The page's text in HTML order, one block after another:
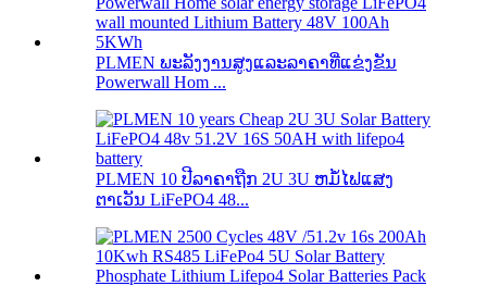
PLMEN ພະລັງງານສູງແລະລາຄາທີ່ແຂ່ງຂັນ
Powerwall Hom ...
PLMEN 10 ປີລາຄາຖືກ 2U 3U ຫມໍ້ໄຟແສງ
ຕາເວັນ LiFePO4 48...